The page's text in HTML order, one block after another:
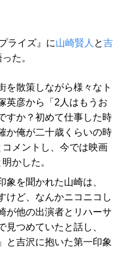
ライズ』に山崎賢人 と吉
た。
を散策しながら様々なト
英彦から「2人はもうお
すか？初めて仕事した時
か俺が二十歳くらいの時
メントし、今では映画
かした。
を聞かれた山崎は、
けど、なんかニコニコし
が他の出演者とリハーサ
見つめていたと話し、
と吉沢に抱いた第一印象